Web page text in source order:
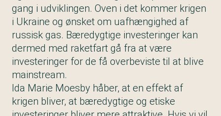
gang i udviklingen. Oven i det kommer krigen
i Ukraine og ønsket om uafhængighed af
russisk gas. Bæredygtige investeringer kan
dermed med raketfart gå fra at være
investeringer for de få overbeviste til at blive
mainstream.
Ida Marie Moesby håber, at en effekt af
krigen bliver, at bæredygtige og etiske